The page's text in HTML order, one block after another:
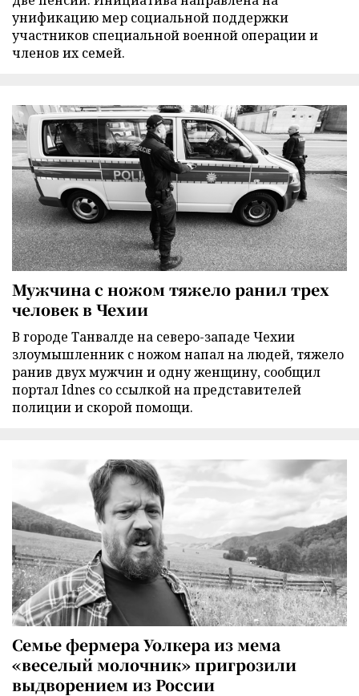
унификацию мер социальной поддержки
участников специальной военной операции и
членов их семей.
Мужчина с ножом тяжело ранил трех
человек в Чехии
В городе Танвалде на северо-западе Чехии
злоумышленник с ножом напал на людей, тяжело
ранив двух мужчин и одну женщину, сообщил
портал Idnes со ссылкой на представителей
полиции и скорой помощи.
Семье фермера Уолкера из мема
«веселый молочник» пригрозили
выдворением из России